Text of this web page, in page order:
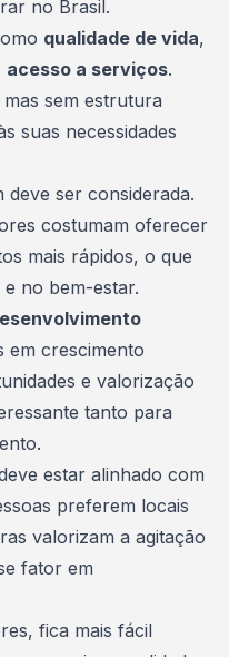
no Brasil.
qualidade de vida,
acesso a serviços.
sem estrutura
suas necessidades
deve ser considerada.
costumam oferecer
mais rápidos, o que
no bem-estar.
em crescimento
e valorização
tanto para
estar alinhado com
preferem locais
valorizam a agitação
fator em
fica mais fácil